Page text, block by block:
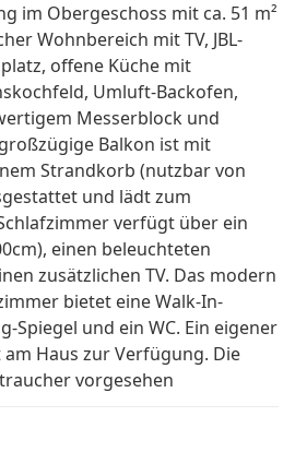
im Obergeschoss mit ca. 51 m²
Wohnbereich mit TV, JBL-
offene Küche mit
Umluft-Backofen,
Messerblock und
Balkon ist mit
Strandkorb (nutzbar von
und lädt zum
verfügt über ein
einen beleuchteten
zusätzlichen TV. Das modern
bietet eine Walk-In-
Spiegel und ein WC. Ein eigener
Haus zur Verfügung. Die
vorgesehen